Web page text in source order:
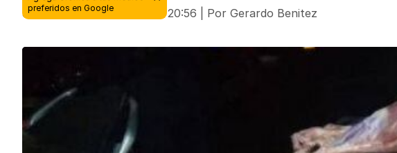
30 de noviembre de 2022 - 20:56 | Por Gerardo Benitez